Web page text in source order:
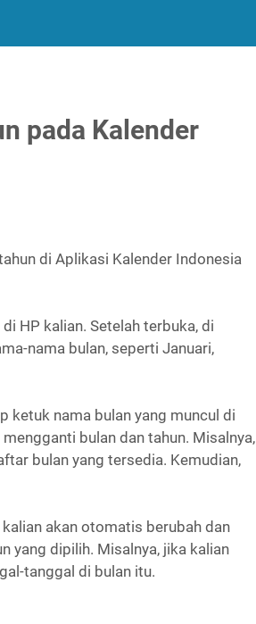
pada Kalender
di Aplikasi Kalender Indonesia
HP kalian. Setelah terbuka, di
nama bulan, seperti Januari,
ketuk nama bulan yang muncul di
bulan dan tahun. Misalnya,
bulan yang tersedia. Kemudian,
akan otomatis berubah dan
yang dipilih. Misalnya, jika kalian
tanggal di bulan itu.